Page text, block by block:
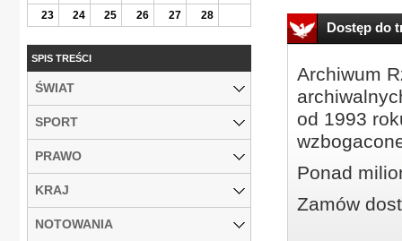
Dostęp do
Archiwum
od 1993
Ponad
Zamów
23
24 25 26 27 28
SPIS TREŚCI
ŚWIAT
SPORT
PRAWO
KRAJ
NOTOWANIA